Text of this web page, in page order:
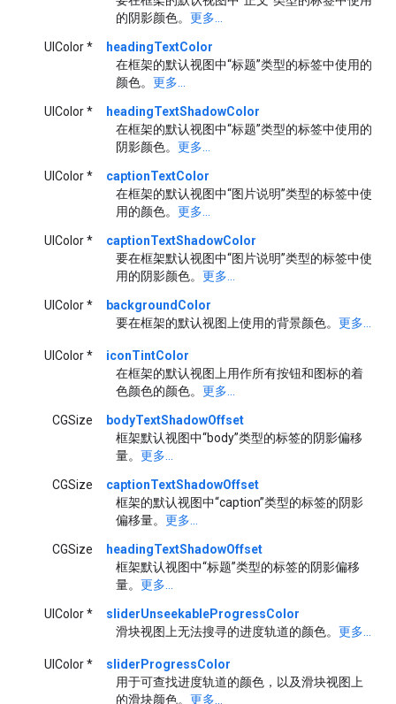
的阴影颜色。 更多...
UIColor *
headingTextColor
在框架的默认视图中“标题”类型的标签中使用的
颜色。 更多...
UIColor *
headingTextShadowColor
在框架的默认视图中“标题”类型的标签中使用的
阴影颜色。 更多...
UIColor *
captionTextColor
在框架的默认视图中“图片说明”类型的标签中使
用的颜色。 更多...
UIColor *
captionTextShadowColor
要在框架默认视图中“图片说明”类型的标签中使
用的阴影颜色。 更多...
UIColor *
backgroundColor
要在框架的默认视图上使用的背景颜色。 更多...
UIColor *
iconTintColor
在框架的默认视图上用作所有按钮和图标的着
色颜色的颜色。 更多...
CGSize
bodyTextShadowOffset
框架默认视图中“body”类型的标签的阴影偏移
量。 更多...
CGSize
captionTextShadowOffset
框架的默认视图中“caption”类型的标签的阴影
偏移量。 更多...
CGSize
headingTextShadowOffset
框架默认视图中“标题”类型的标签的阴影偏移
量。 更多...
UIColor *
sliderUnseekableProgressColor
滑块视图上无法搜寻的进度轨道的颜色。 更多...
UIColor *
sliderProgressColor
用于可查找进度轨道的颜色，以及滑块视图上
的滑块颜色。 更多...